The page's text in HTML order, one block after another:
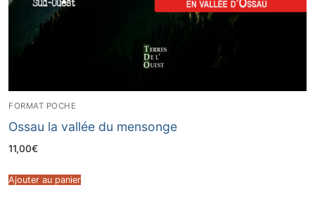
FORMAT POCHE
Ossau la vallée du mensonge
11,00€
Ajouter au panier